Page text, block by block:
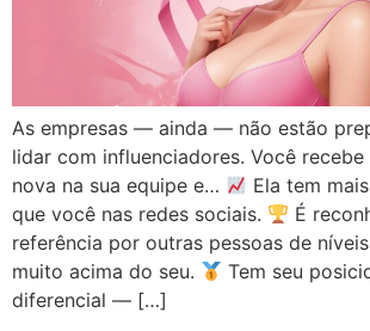
As empresas — ainda — não estão
lidar com influenciadores. Você recebe
nova na sua equipe e…
Ela tem
que você nas redes sociais.
É
referência por outras pessoas de
muito acima do seu.
Tem seu
diferencial — […]